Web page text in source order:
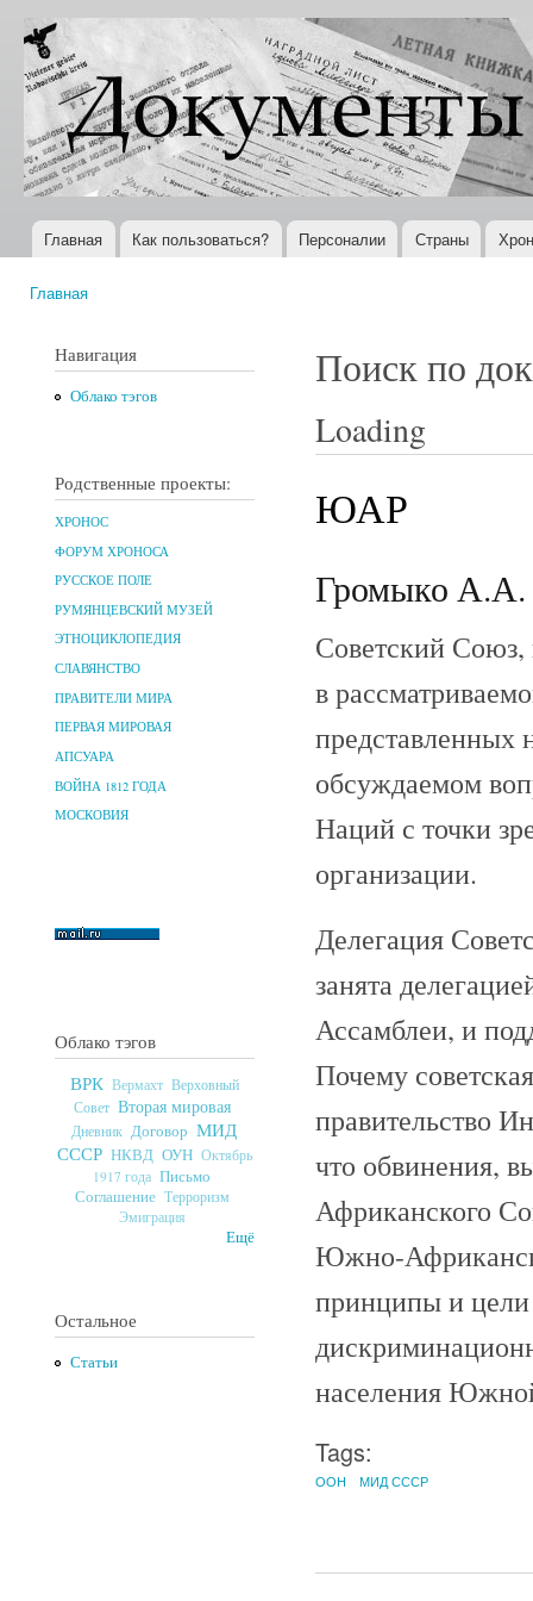
Документы
XX века
Всемирная
история в
Интернете
Главное меню
Главная Как пользоваться? Персоналии Страны
Главная
Навигация
Облако тэгов
Родственные проекты:
ХРОНОС
ФОРУМ ХРОНОСА
РУССКОЕ ПОЛЕ
РУМЯНЦЕВСКИЙ МУЗЕЙ
ЭТНОЦИКЛОПЕДИЯ
СЛАВЯНСТВО
ПРАВИТЕЛИ МИРА
ПЕРВАЯ МИРОВАЯ
АПСУАРА
ВОЙНА 1812 ГОДА
МОСКОВИЯ
Облако тэгов
ВРК Вермахт Верховный
Совет Вторая мировая
Дневник Договор МИД
СССР НКВД ОУН Октябрь
1917 года Письмо
Соглашение Терроризм
Эмиграция
Ещё
Остальное
Статьи
Поиск по
Loading
ЮАР
Громыко А.А.
Советский Союз,
в
представленных
обсуждаемом
Наций с точки
организации.
Делегация
занята
Ассамблеи, и
Почему
правительство
что обвинения,
Африканского
Южно-
принципы и
населения
Tags:
ООН МИД СССР